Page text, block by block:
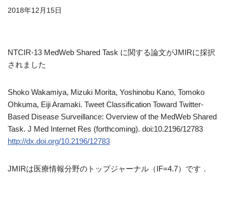
2018年12月15日
NTCIR-13 MedWeb Shared Task に関する論文がJMIRに採択
されました
Shoko Wakamiya, Mizuki Morita, Yoshinobu Kano, Tomoko
Ohkuma, Eiji Aramaki. Tweet Classification Toward Twitter-
Based Disease Surveillance: Overview of the MedWeb Shared
Task. J Med Internet Res (forthcoming). doi:10.2196/12783
http://dx.doi.org/10.2196/12783
JMIRは医療情報分野のトップジャーナル（IF=4.7）です．